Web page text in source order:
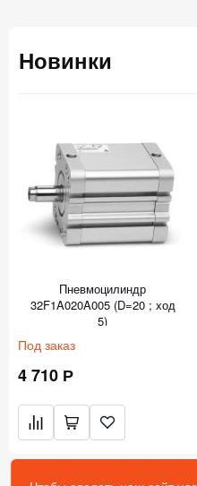
Новинки
Пневмоцилиндр
32F1A020A005 (D=20 ; ход
5)
Под заказ
4 710 Р